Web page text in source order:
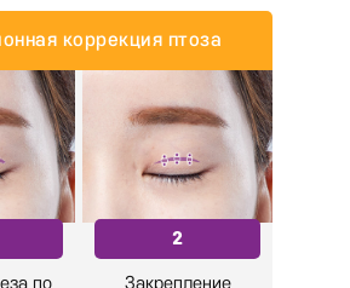
коррекция птоза
2